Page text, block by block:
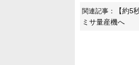
関連記事：
【約5
ミサ量産機へ